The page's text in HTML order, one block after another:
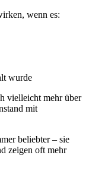
wenn es:
wurde
vielleicht mehr über
mit
beliebter – sie
zeigen oft mehr